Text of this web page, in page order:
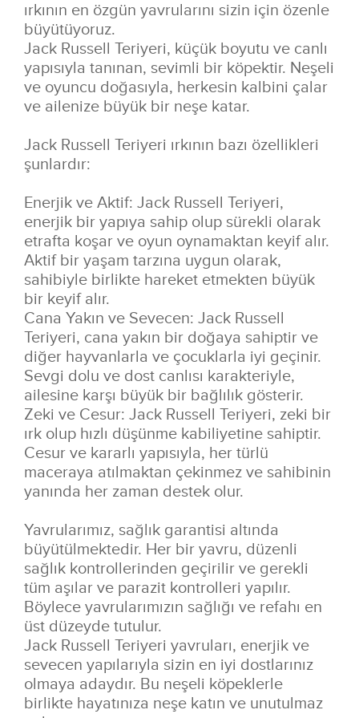
ırkının en özgün yavrularını sizin için özenle
büyütüyoruz.
Jack Russell Teriyeri, küçük boyutu ve canlı
yapısıyla tanınan, sevimli bir köpektir. Neşeli
ve oyuncu doğasıyla, herkesin kalbini çalar
ve ailenize büyük bir neşe katar.
Jack Russell Teriyeri ırkının bazı özellikleri
şunlardır:
Enerjik ve Aktif: Jack Russell Teriyeri,
enerjik bir yapıya sahip olup sürekli olarak
etrafta koşar ve oyun oynamaktan keyif alır.
Aktif bir yaşam tarzına uygun olarak,
sahibiyle birlikte hareket etmekten büyük
bir keyif alır.
Cana Yakın ve Sevecen: Jack Russell
Teriyeri, cana yakın bir doğaya sahiptir ve
diğer hayvanlarla ve çocuklarla iyi geçinir.
Sevgi dolu ve dost canlısı karakteriyle,
ailesine karşı büyük bir bağlılık gösterir.
Zeki ve Cesur: Jack Russell Teriyeri, zeki bir
ırk olup hızlı düşünme kabiliyetine sahiptir.
Cesur ve kararlı yapısıyla, her türlü
maceraya atılmaktan çekinmez ve sahibinin
yanında her zaman destek olur.
Yavrularımız, sağlık garantisi altında
büyütülmektedir. Her bir yavru, düzenli
sağlık kontrollerinden geçirilir ve gerekli
tüm aşılar ve parazit kontrolleri yapılır.
Böylece yavrularımızın sağlığı ve refahı en
üst düzeyde tutulur.
Jack Russell Teriyeri yavruları, enerjik ve
sevecen yapılarıyla sizin en iyi dostlarınız
olmaya adaydır. Bu neşeli köpeklerle
birlikte hayatınıza neşe katın ve unutulmaz